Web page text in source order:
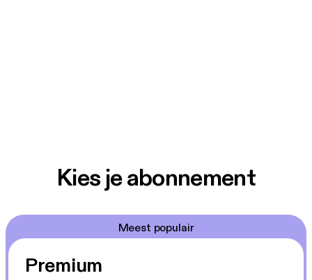
Kies je abonnement
Meest populair
Premium